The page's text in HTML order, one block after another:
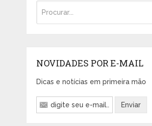
NOVIDADES POR E-MAIL
Dicas e notícias em primeira mão